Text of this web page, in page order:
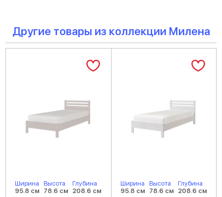
Другие товары из коллекции Милена
Ширина
95.8 см
Высота
78.6 см
Глубина
208.6 см
Ширина
95.8 см
Высота
78.6 см
Глубина
208.6 см